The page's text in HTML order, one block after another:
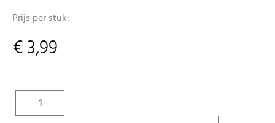
Prijs per stuk:
€3,99